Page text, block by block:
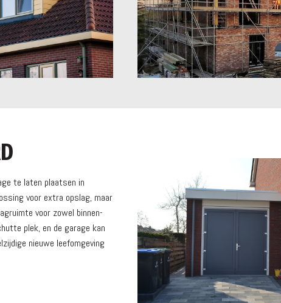
te laten plaatsen in
voor extra opslag, maar
voor zowel binnen-
plek, en de garage kan
nieuwe leefomgeving